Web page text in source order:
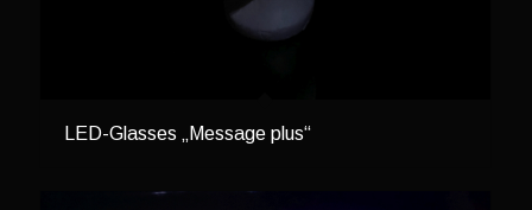
LED-Glasses „Message plus“